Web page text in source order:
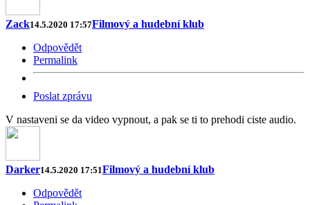
Zack14.5.2020 17:57Filmový a hudební klub
Odpovědět
Permalink
Poslat zprávu
V nastaveni se da video vypnout, a pak se ti to prehodi ciste audio.
Darker14.5.2020 17:51Filmový a hudební klub
Odpovědět